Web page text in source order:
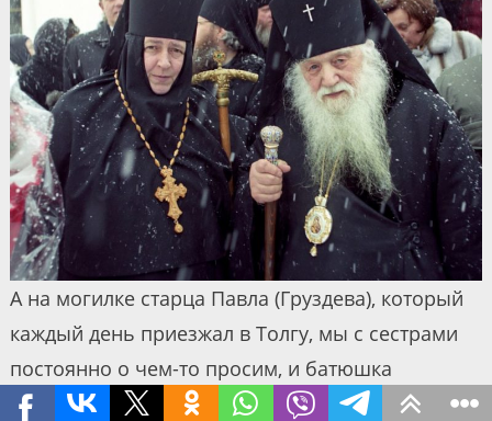
А на могилке старца Павла (Груздева), который
каждый день приезжал в Толгу, мы с сестрами
постоянно о чем-то просим, и батюшка
помогает. Приведу житейский пример: